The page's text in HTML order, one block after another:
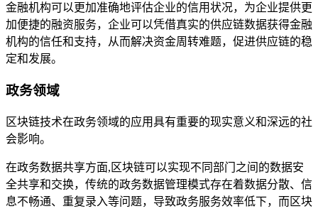
金融机构可以更加准确地评估企业的信用状况，为企业提供更
加便捷的融资服务，企业可以凭借真实的供应链数据获得金融
机构的信任和支持，从而解决资金周转难题，促进供应链的稳
定和发展。
政务领域
区块链技术在政务领域的应用具有重要的现实意义和深远的社
会影响。
在政务数据共享方面,区块链可以实现不同部门之间的数据安
全共享和交换，传统的政务数据管理模式存在着数据分散、信
息不畅通、重复录入等问题，导致政务服务效率低下，而区块